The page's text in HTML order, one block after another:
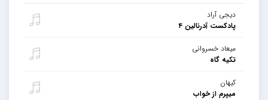
دیجی آراد
پادکست آدرنالین ۴
میعاد خسروانی
تکیه گاه
کیهان
میپرم از خواب